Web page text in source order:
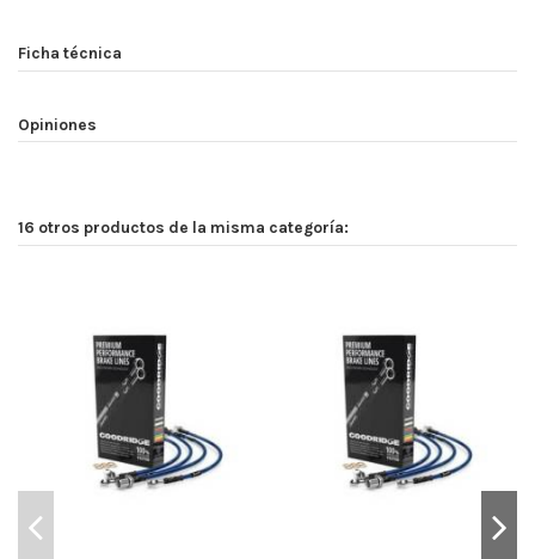
Ficha técnica
Opiniones
16 otros productos de la misma categoría: